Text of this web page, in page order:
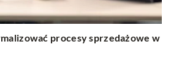
procesy sprzedażowe w